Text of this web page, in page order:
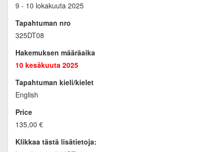
9 - 10 lokakuuta 2025
Tapahtuman nro
325DT08
Hakemuksen määräaika
10 kesäkuuta 2025
Tapahtuman kieli/kielet
English
Price
135,00 €
Klikkaa tästä lisätietoja: